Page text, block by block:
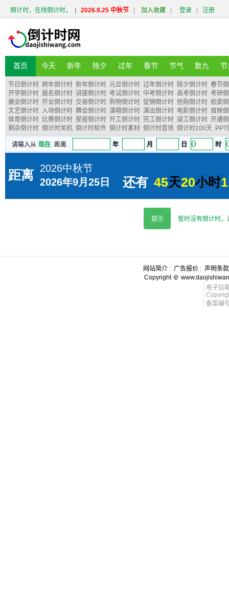
倒计时，在线倒计时。 2026.9.25 中秋节 加入收藏 登录 注册
首页 今天 新年 除夕 过年 春节 节气 数九 节
节日倒计时 跨年倒计时 新年倒计时 元旦倒计时 过年倒计时 除夕倒计时 春节
开学倒计时 报名倒计时 讲座倒计时 考试倒计时 中考倒计时 高考倒计时 考研
展会倒计时 开业倒计时 交易倒计时 购物倒计时 促销倒计时 抢购倒计时 拍卖
文艺倒计时 入场倒计时 舞会倒计时 演唱倒计时 演出倒计时 电影倒计时 首映
体育倒计时 比赛倒计时 星座倒计时 开工倒计时 完工倒计时 竣工倒计时 开通
剩余倒计时 倒计时关机 倒计时软件 倒计时素材 倒计时音效 倒计时100天 PPT
提示 暂时没有倒计时。
网站简介 广告报价
声明条款
Copyright
电子信
备案编